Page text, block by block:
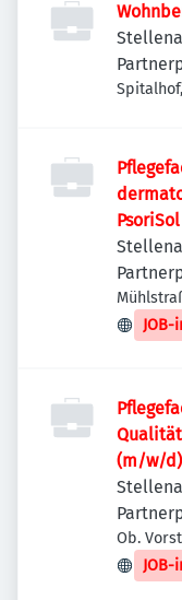
JOB-
(m/w/d)
Ob.
JOB-